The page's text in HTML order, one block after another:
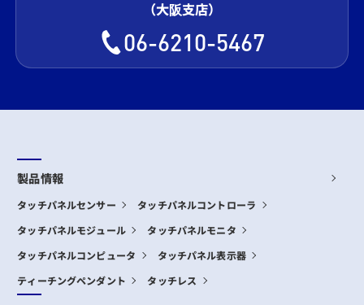
（大阪支店）
06-6210-5467
製品情報
タッチパネルセンサー タッチパネルコントローラ
タッチパネルモジュール タッチパネルモニタ
タッチパネルコンピュータ タッチパネル表示器
ティーチングペンダント タッチレス